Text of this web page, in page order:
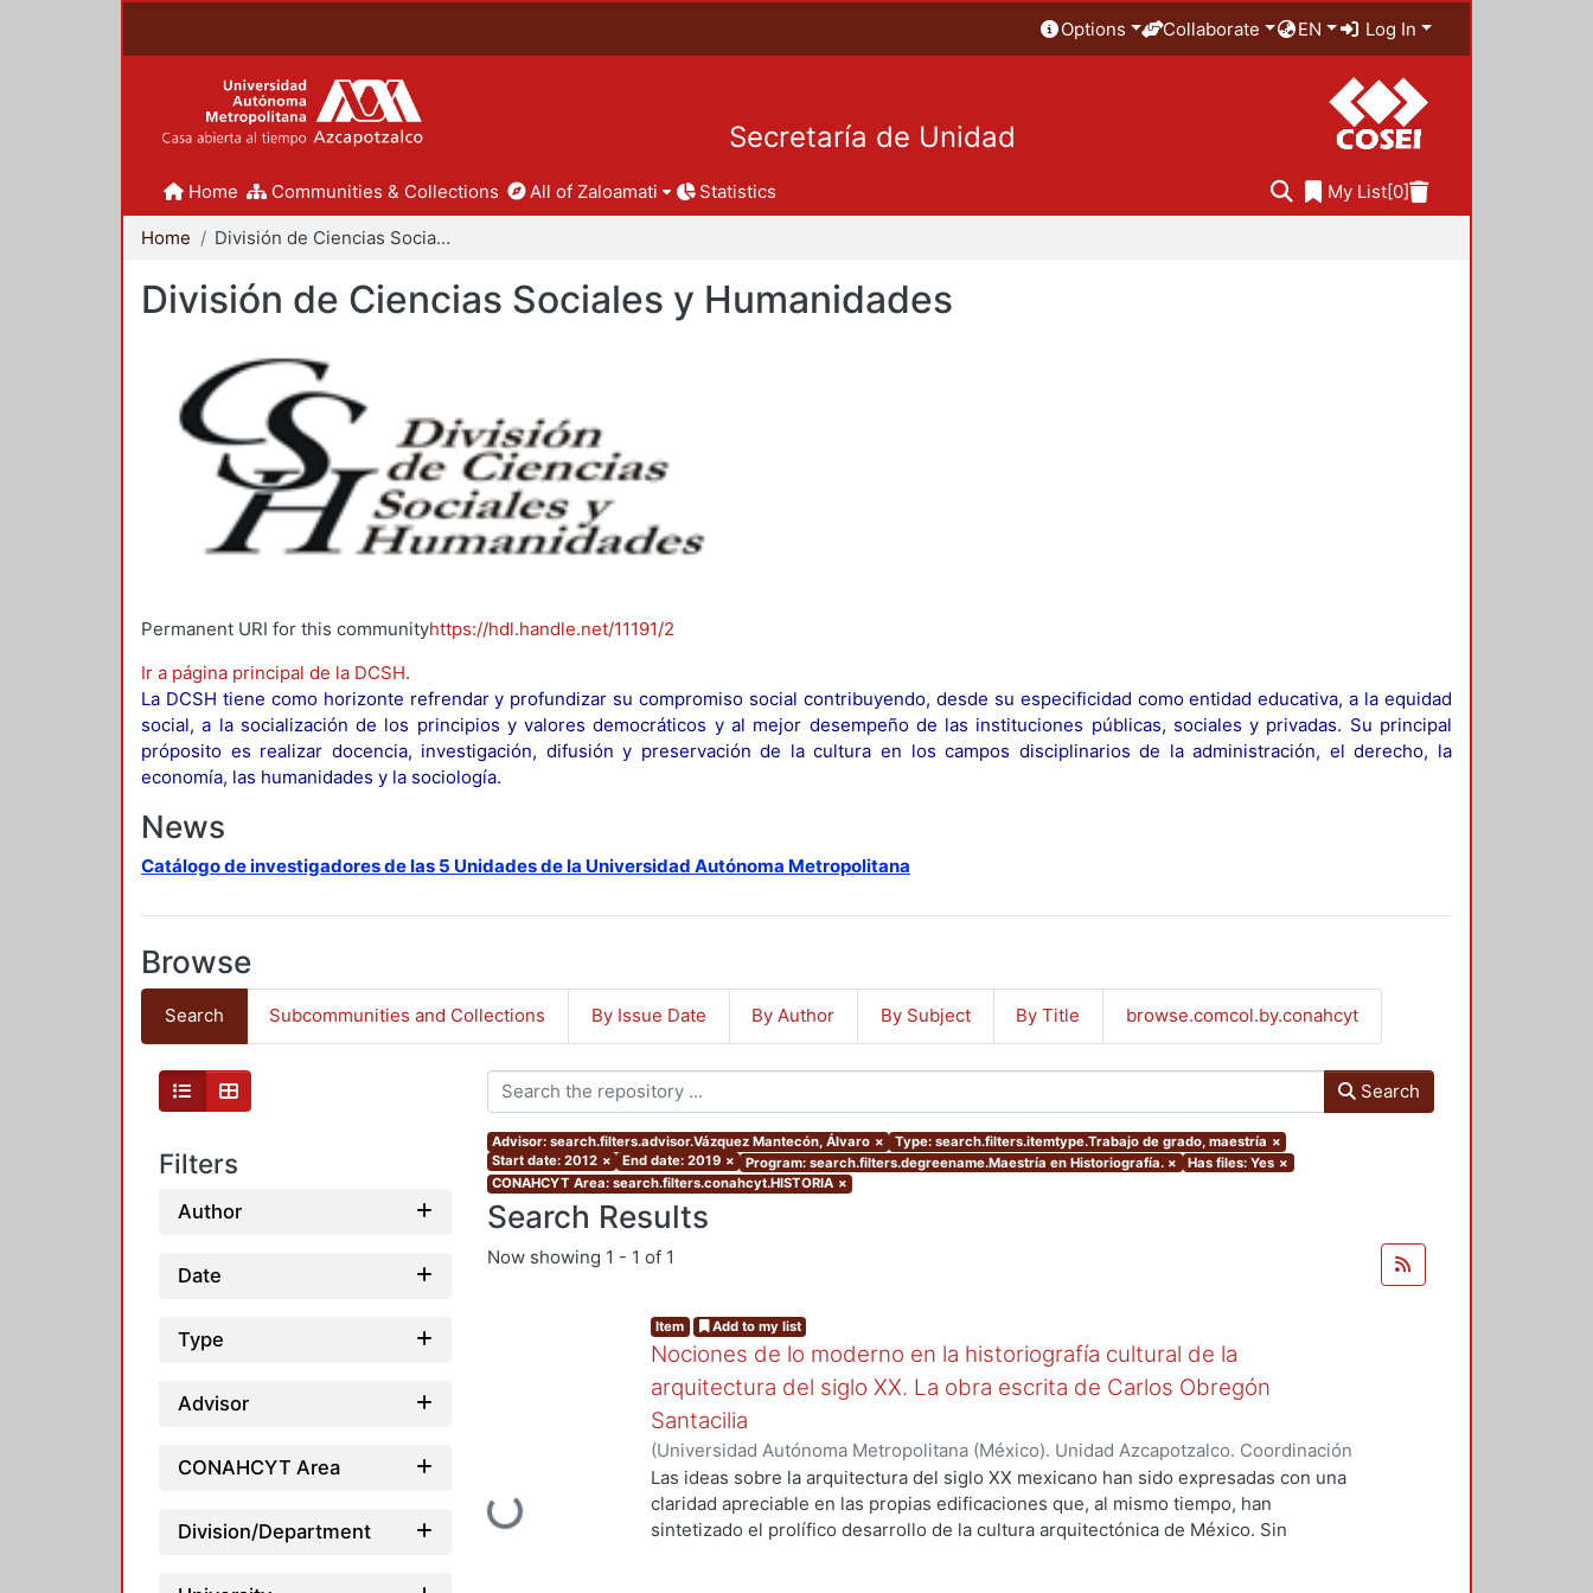
Options Collaborate EN Log In
Secretaría de Unidad
Home Communities & Collections All of Zaloamati Statistics My List[0]
Home División de Ciencias Sociales y Humanidades
División de Ciencias Sociales y Humanidades
Permanent URI for this communityhttps://hdl.handle.net/11191/2
Ir a página principal de la DCSH.
La DCSH tiene como horizonte refrendar y profundizar su compromiso social contribuyendo, desde su especificidad como entidad educativa, a la equidad
social, a la socialización de los principios y valores democráticos y al mejor desempeño de las instituciones públicas, sociales y privadas. Su principal
próposito es realizar docencia, investigación, difusión y preservación de la cultura en los campos disciplinarios de la administración, el derecho, la
economía, las humanidades y la sociología.
News
Catálogo de investigadores de las 5 Unidades de la Universidad Autónoma Metropolitana
Browse
Search Subcommunities and Collections By Issue Date By Author By Subject By Title browse.comcol.by.conahcyt
Filters
Author
Date
Type
Advisor
CONAHCYT Area
Division/Department
Search
Advisor: search.filters.advisor.Vázquez Mantecón, Álvaro × Type: search.filters.itemtype.Trabajo de grado, maestría ×
Start date: 2012 × End date: 2019 × Program: search.filters.degreename.Maestría en Historiografía. × Has files: Yes ×
CONAHCYT Area: search.filters.conahcyt.HISTORIA ×
Search Results
Now showing 1 - 1 of 1
Loading...
Item Add to my list
Nociones de lo moderno en la historiografía cultural de la
arquitectura del siglo XX. La obra escrita de Carlos Obregón
Santacilia
(Universidad Autónoma Metropolitana (México). Unidad Azcapotzalco. Coordinación
de Servicios de Información.,2012-02)Cebey Montes de Oca, Georgina
Las ideas sobre la arquitectura del siglo XX mexicano han sido expresadas con una
claridad apreciable en las propias edificaciones que, al mismo tiempo, han
sintetizado el prolífico desarrollo de la cultura arquitectónica de México. Sin